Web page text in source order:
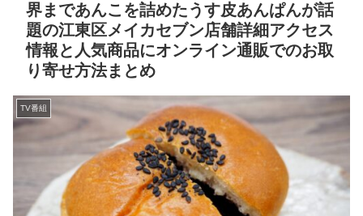
界まであんこを詰めたうす皮あんぱんが話
題の江東区メイカセブン店舗詳細アクセス
情報と人気商品にオンライン通販でのお取
り寄せ方法まとめ
TV番組